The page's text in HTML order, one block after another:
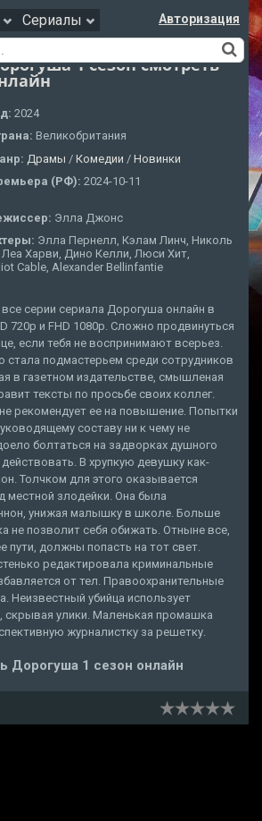
Сериалы Авторизация
1 сезон смотреть
2024
Великобритания
Драмы / Комедии / Новинки
(РФ): 2024-10-11
Элла Джонс
Элла Пернелл, Кэлам Линч, Николь
Харви, Дино Келли, Люси Хит,
Cable, Alexander Bellinfantie
серии сериала Дорогуша онлайн в
720p и FHD 1080p. Сложно продвинуться
если тебя не воспринимают всерьез.
стала подмастерьем среди сотрудников
в газетном издательстве, смышленая
тексты по просьбе своих коллег.
рекомендует ее на повышение. Попытки
составу ни к чему не
болтаться на задворках душного
В хрупкую девушку как-
Толчком для этого оказывается
местной злодейки. Она была
унижая малышку в школе. Больше
не позволит себя обижать. Отныне все,
пути, должны попасть на тот свет.
редактировала криминальные
от тел. Правоохранительные
Неизвестный убийца использует
улики. Маленькая промашка
журналистку за решетку.
Дорогуша 1 сезон онлайн